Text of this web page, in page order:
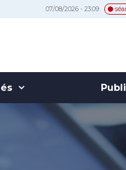
07/08/2026 - 23:09